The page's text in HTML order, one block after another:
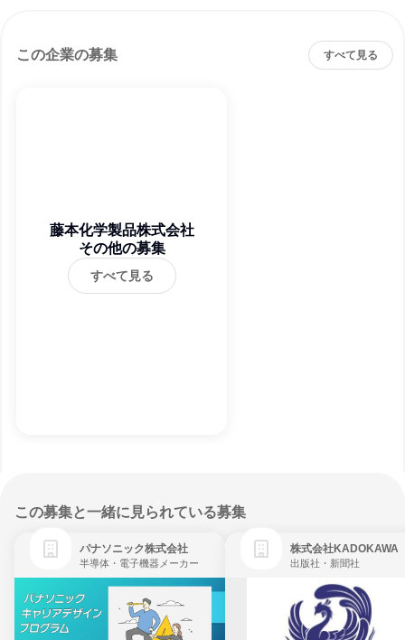
この企業の募集 すべて見る
藤本化学製品株式会社
その他の募集
すべて見る
この募集と一緒に見られている募集
パナソニック株式会社
半導体・電子機器メーカー
株式会社KADOKAWA
出版社・新聞社